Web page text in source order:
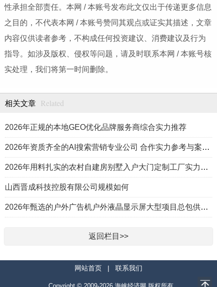
性承担全部责任。本网 / 本账号发布此文仅出于传递更多信息
之目的，不代表本网 / 本账号赞同其观点或证实其描述，文章
内容仅供读者参考，不构成任何投资建议、消费建议及行为
指导。如涉及版权、侵权等问题，请及时联系本网 / 本账号核
实处理，我们将第一时间删除。
相关文章 Related
2026年正规的本地GEO优化品牌服务商综合实力推荐
2026年资质齐全的AI搜索营销专业公司 合作实力参考与案例盘点
2026年用料扎实的农村自建房别墅入户大门定制工厂实力公司推荐
山西晋成科技控股有限公司规模如何
2026年甄选的户外广告机户外液晶显示屏大型项目总包供应商推荐
返回栏目>>
网站首页 | 联系我们